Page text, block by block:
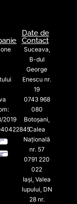
2019
Date de
Contact
Suceava,
B-dul
George
Enescu nr.
19
0743 968
080
Botoșani,
Calea
Națională
nr. 57
0791 220
022​
Iași, Valea
lupului, DN
28 nr.